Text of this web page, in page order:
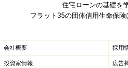
住宅ローンの基礎を
フラット35の団体信用生命保険
会社概要 採用
投資家情報 広告